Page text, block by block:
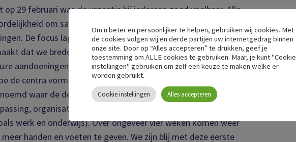
29 februari was de urgentie bij iedereen goed voelbaar. Alle
om samen te werken aan betere zorg voor mensen
De focus lag regelmatig op de aandoening post-COVID,
dat we breder moeten kijken en dat we ons moeten richten
aandoeningen. Uit de bijeenkomst kwamen allereerst al heel
de centra vormgegeven zouden kunnen worden. Daarnaast zijn
waar de deelnemers de komende weken mee aan de slag
organisatie van zorg, financiering en sociaal
werk en onderwijs). Over ongeveer vier weken komen weer
handen en voeten te geven. We zijn blij met deze eerste
Om u beter en persoonlijker te helpen, gebruiken wij cookies. Met
de cookies volgen wij en derde partijen uw internetgedrag binnen
onze site. Door op “Alles accepteren” te drukken, geef je
toestemming om ALLE cookies te gebruiken. Maar, je kunt "Cookie
instellingen" gebruiken om zelf een keuze te maken welke er
worden gebruikt.
Cookie instellingen Alles accepteren